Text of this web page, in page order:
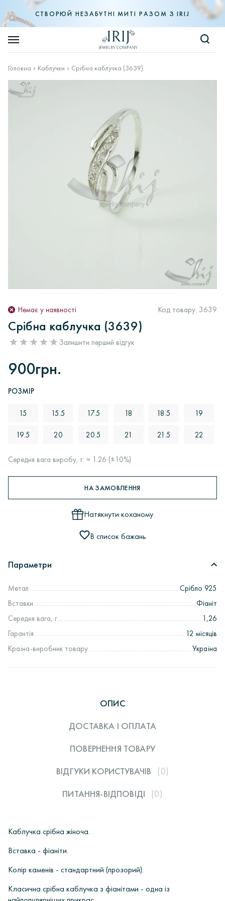
СТВОРЮЙ НЕЗАБУТНІ МИТІ РАЗОМ З IRIJ
Головна Каблучки Срібна каблучка (3639)
Немає у наявності Код товару: 3639
Срібна каблучка (3639)
Залишити перший відгук
900грн.
РОЗМІР
15 15.5 17.5 18 18.5 19
19.5 20 20.5 21 21.5 22
Середня вага виробу, г: ≈ 1.26 (±10%)
НА ЗАМОВЛЕННЯ
Натякнути коханому
В список бажань
Параметри
Метал
Срібло 925
Вставки
Фіаніт
Середня вага, г
1,26
Гарантія
12 місяців
Країна-виробник товару
Україна
ОПИС
ДОСТАВКА І ОПЛАТА
ПОВЕРНЕННЯ ТОВАРУ
ВІДГУКИ КОРИСТУВАЧIВ
(0)
ПИТАННЯ-ВІДПОВІДІ
(0)
Каблучка срібна жіноча.
Вставка - фіаніти.
Колір каменів - стандартний (прозорий).
Класична срібна каблучка з фіанітами - одна із